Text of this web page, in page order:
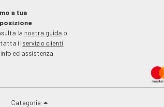
a tua
la nostra guida o
il servizio clienti
ed assistenza.
Categorie